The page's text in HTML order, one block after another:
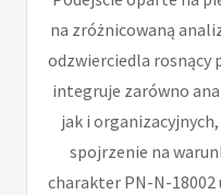
na zróżnicowaną
odzwierciedla rosnący
integruje zarówno
jak i
spojrzenie na
charakter PN-N-